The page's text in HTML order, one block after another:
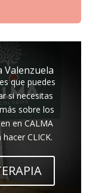
Valenzuela
que puedes
si necesitas
sobre los
en CALMA
CLICK.